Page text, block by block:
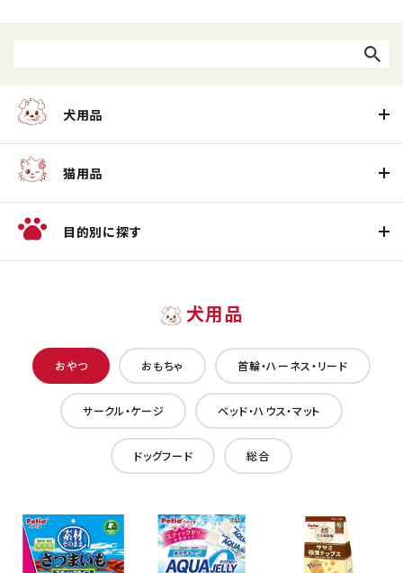
犬用品
猫用品
目的別に探す
犬用品
おやつ おもちゃ 首輪・ハーネス・リード
サークル・ケージ ベッド・ハウス・マット
ドッグフード 総合